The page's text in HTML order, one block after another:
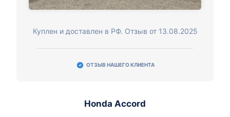
Куплен и доставлен в РФ. Отзыв от 13.08.2025
ОТЗЫВ НАШЕГО КЛИЕНТА
Honda Accord